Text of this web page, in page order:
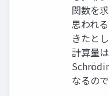
関数を
思われ
きたと
計算量
なるの